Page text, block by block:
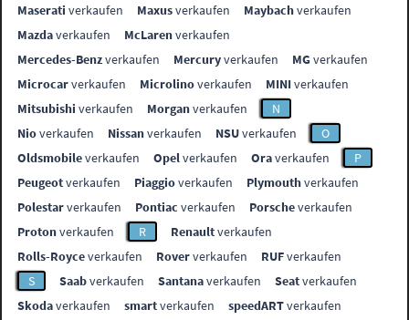
Maserati verkaufen Maxusverkaufen Maybachverkaufen
Mazdaverkaufen McLarenverkaufen
Mercedes-Benzverkaufen Mercuryverkaufen MGverkaufen
Microcarverkaufen Microlinoverkaufen MINIverkaufen
Mitsubishi verkaufen Morganverkaufen
N
Nioverkaufen Nissanverkaufen NSUverkaufen
O
Oldsmobileverkaufen Opelverkaufen Oraverkaufen
P
Peugeotverkaufen Piaggioverkaufen Plymouthverkaufen
Polestarverkaufen Pontiac verkaufen Porscheverkaufen
Protonverkaufen R Renaultverkaufen
Rolls-Royceverkaufen Roververkaufen RUFverkaufen
S
Saabverkaufen Santanaverkaufen Seatverkaufen
Skodaverkaufen smartverkaufen speedARTverkaufen